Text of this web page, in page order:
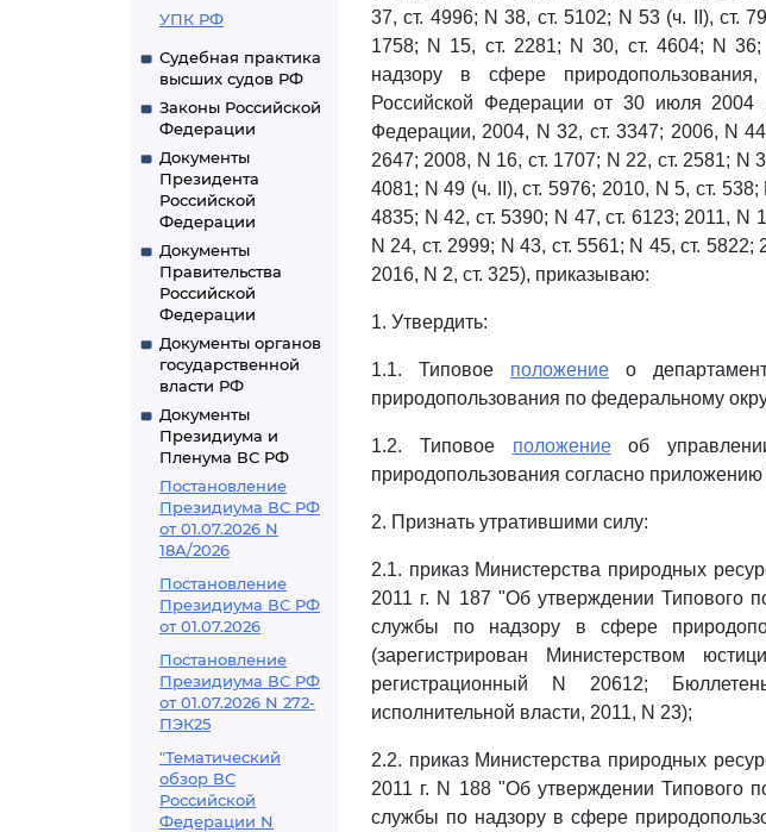
УПК РФ
Судебная практика
высших судов РФ
Законы Российской
Федерации
Документы
Президента
Российской
Федерации
Документы
Правительства
Российской
Федерации
Документы органов
государственной
власти РФ
Документы
Президиума и
Пленума ВС РФ
Постановление
Президиума ВС РФ
от 01.07.2026 N
18А/2026
Постановление
Президиума ВС РФ
от 01.07.2026
Постановление
Президиума ВС РФ
от 01.07.2026 N 272-
ПЭК25
"Тематический
обзор ВС
Российской
Федерации N
37, ст. 4996; N 38, ст. 5102; N 53 (ч. II), ст.
1758; N 15, ст. 2281; N 30, ст. 4604; N 36;
надзору в сфере
Российской Федерации от 30 июля 2004
Федерации, 2004, N 32, ст. 3347; 2006, N
2647; 2008, N 16, ст. 1707; N 22, ст. 2581; N
4081; N 49 (ч. II), ст. 5976; 2010, N 5, ст.
4835; N 42, ст. 5390; N 47, ст. 6123; 2011, N
N 24, ст. 2999; N 43, ст. 5561; N 45, ст.
2016, N 2, ст. 325), приказываю:
1. Утвердить:
1.1. Типовое положение о
природопользования по федеральному
1.2. Типовое положениеоб
природопользования согласно приложению
2. Признать утратившими силу:
2.1. приказ Министерства природных
2011 г. N 187 "Об утверждении Типового
службы по надзору в сфере
(зарегистрирован Министерством
регистрационный N 20612;
исполнительной власти, 2011, N 23);
2.2. приказ Министерства природных
2011 г. N 188 "Об утверждении Типового
службы по надзору в сфере